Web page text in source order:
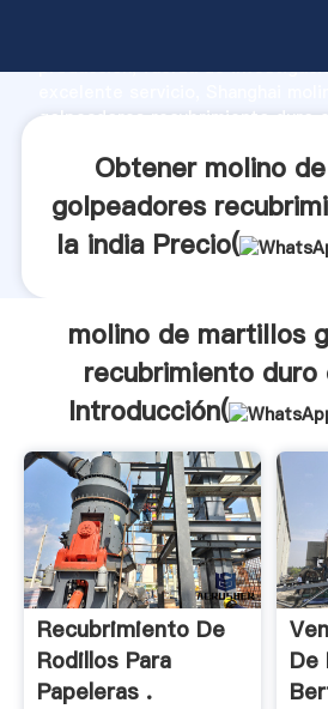
producción, fuerza de
golpeadores recubrimiento duro
clientes.Obtener molino
golpeadores
la india Precio(
molino de martillos
recubrimiento duro
Introducción(
Recubrimiento De
Rodillos Para
Papeleras .
De